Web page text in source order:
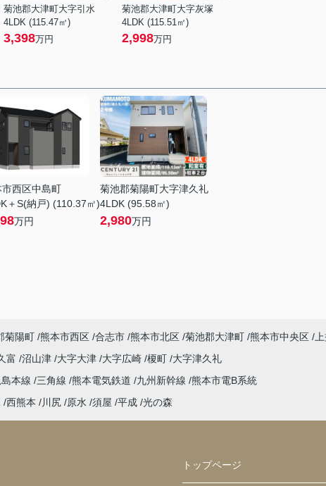
菊池郡大津町大字引水
4LDK (115.47㎡)
3,398万円
菊池郡大津町大字灰塚
4LDK (115.51㎡)
2,998万円
市西区中島町
＋S(納戸) (110.37㎡)
万円
菊池郡菊陽町大字津久礼
4LDK (95.58㎡)
2,980万円
菊陽町 熊本市西区 合志市 熊本市北区 菊池郡大津町 熊本市中央区
富 沼山津 大字大津 大字広崎 榎町 大字津久礼
本線 三角線 熊本電気鉄道 九州新幹線 熊本市電B系統
西熊本 川尻 原水 須屋 平成 光の森
トップページ